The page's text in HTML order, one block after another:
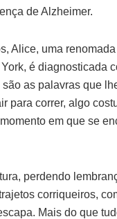
de Alzheimer.
Alice, uma
é diagnosticada
as palavras que
para correr, algo
em que se
perdendo
corriqueiros,
Mais do que